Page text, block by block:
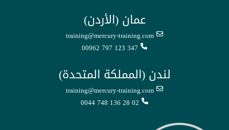
عمان (الأردن)
training@mercury-training.com
00962 797 123 347
لندن (المملكة المتحدة)
training@mercury-training.com
0044 748 136 28 02